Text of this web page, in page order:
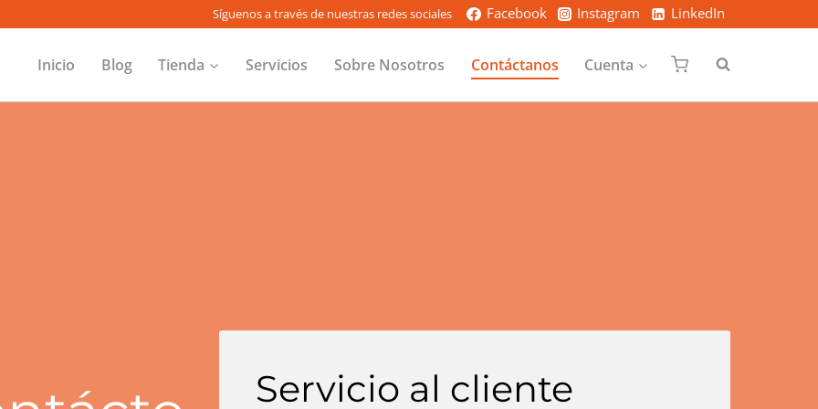
Síguenos a través de nuestras redes sociales Facebook Instagram LinkedIn
Inicio Blog Tienda Servicios Sobre Nosotros Contáctanos Cuenta
Servicio al cliente